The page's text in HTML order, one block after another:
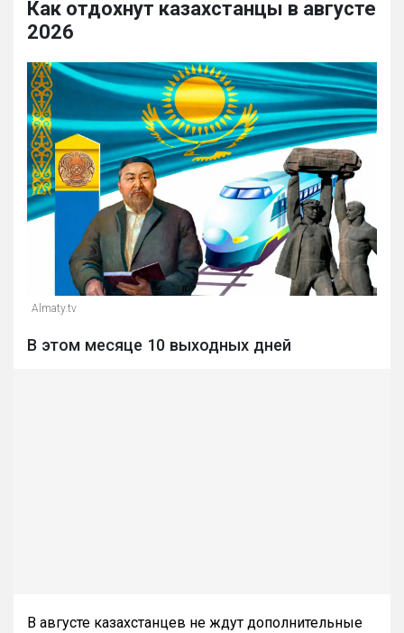
Как отдохнут казахстанцы в августе
2026
Almaty.tv
В этом месяце 10 выходных дней
В августе казахстанцев не ждут дополнительные